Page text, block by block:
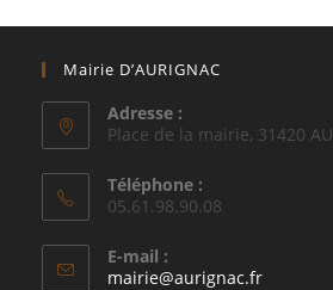
Mairie D’AURIGNAC
Adresse :
Place de la mairie, 31420
Téléphone :
05.61.98.90.08
E-mail :
mairie@aurignac.frS’ouvre